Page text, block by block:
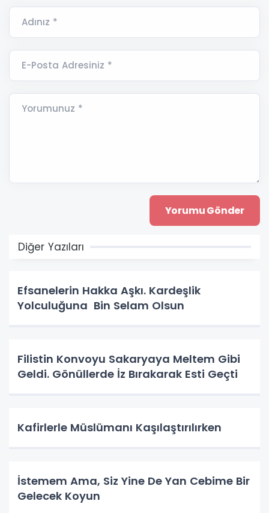
Adınız *
E-Posta Adresiniz *
Yorumunuz *
Diğer Yazıları
Efsanelerin Hakka Aşkı. Kardeşlik
Yolculuğuna Bin Selam Olsun
Filistin Konvoyu Sakaryaya Meltem Gibi
Geldi. Gönüllerde İz Bırakarak Esti Geçti
Kafirlerle Müslümanı Kaşılaştırılırken
İstemem Ama, Siz Yine De Yan Cebime Bir
Gelecek Koyun